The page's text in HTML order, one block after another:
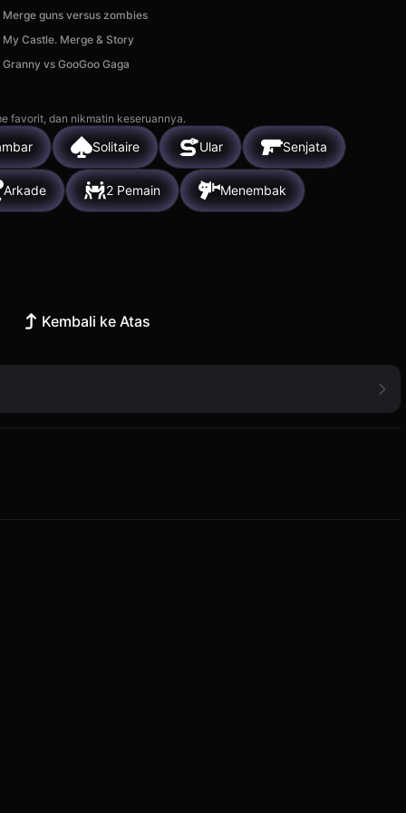
Merge guns versus zombies
My Castle. Merge & Story
Granny vs GooGoo Gaga
favorit, dan nikmatin keseruannya.
Solitaire Ular Senjata
Arkade 2 Pemain Menembak
Kembali ke Atas